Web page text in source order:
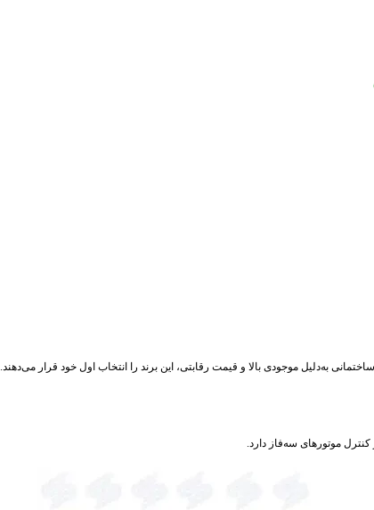
به‌دلیل موجودی بالا و قیمت رقابتی، این برند را انتخاب اول خود قرار می‌دهند.
موتورهای سه‌فاز دارد.